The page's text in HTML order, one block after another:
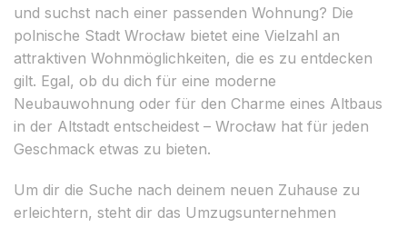
und suchst nach einer passenden Wohnung? Die
polnische Stadt Wrocław bietet eine Vielzahl an
attraktiven Wohnmöglichkeiten, die es zu entdecken
gilt. Egal, ob du dich für eine moderne
Neubauwohnung oder für den Charme eines Altbaus
in der Altstadt entscheidest – Wrocław hat für jeden
Geschmack etwas zu bieten.
Um dir die Suche nach deinem neuen Zuhause zu
erleichtern, steht dir das Umzugsunternehmen